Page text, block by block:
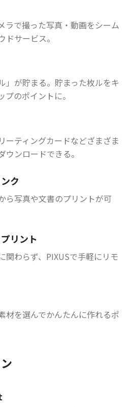
ラで撮った写真・動画をシーム
ドサービス。
」が貯まる。貯まった枚ルをキ
のポイントに。
ーティングカードなどざまざま
ンロードできる。
ク
ら写真や文書のプリントが可
リント
関わらず、PIXUSで手軽にリモ
材を選んでかんたんに作れるポ